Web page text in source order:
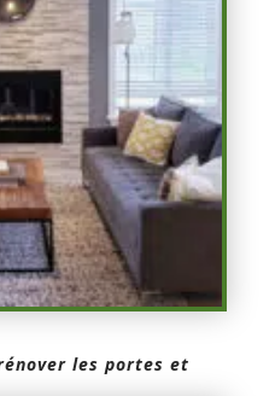
les portes et